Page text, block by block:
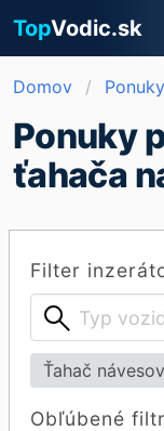
TopVodic.sk
Domov Ponuky
Ponuky
ťahača
Filter
Ťahač návesov
Obľúbené